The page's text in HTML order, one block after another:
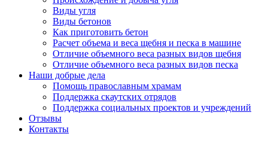
Виды угля
Виды бетонов
Как приготовить бетон
Расчет объема и веса щебня и песка в машине
Отличие объемного веса разных видов щебня
Отличие объемного веса разных видов песка
Наши добрые дела
Помощь православным храмам
Поддержка скаутских отрядов
Поддержка социальных проектов и учреждений
Отзывы
Контакты